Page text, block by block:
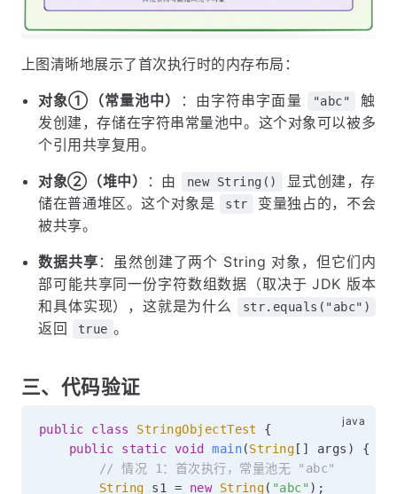
上图清晰地展示了首次执行时的内存布局：
对象①（常量池中） ：由字符串字面量 "abc"
触
发创建，存储在字符串常量池中。这个对象可以被多
个引用共享复用。
对象②（堆中） ：由 new String()
显式创建，存
储在普通堆区。这个对象是
str
变量独占的，不会
被共享。
数据共享 ：虽然创建了两个 String 对象，但它们内
部可能共享同一份字符数组数据（取决于 JDK 版本
和具体实现），这就是为什么
str.equals("abc")
返回 true 。
三、代码验证
public class StringObjectTest
{
public
static void main(String [ ] args )
{
// 情况 1：首次执行，常量池无 "abc"
String s1 = new String( "abc" ) ;